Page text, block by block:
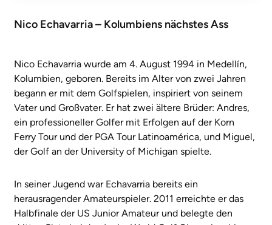
Nico Echavarria – Kolumbiens nächstes Ass
Nico Echavarria wurde am 4. August 1994 in Medellín,
Kolumbien, geboren. Bereits im Alter von zwei Jahren
begann er mit dem Golfspielen, inspiriert von seinem
Vater und Großvater. Er hat zwei ältere Brüder: Andres,
ein professioneller Golfer mit Erfolgen auf der Korn
Ferry Tour und der PGA Tour Latinoamérica, und Miguel,
der Golf an der University of Michigan spielte.
In seiner Jugend war Echavarria bereits ein
herausragender Amateurspieler. 2011 erreichte er das
Halbfinale der US Junior Amateur und belegte den